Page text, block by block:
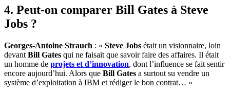
4. Peut-on comparer Bill Gates à Steve
Jobs ?
Georges-Antoine Strauch : « Steve Jobs était un visionnaire, loin
devant Bill Gates qui ne faisait que savoir faire des affaires. Il était
un homme de projets et d’innovation, dont l’influence se fait sentir
encore aujourd’hui. Alors que Bill Gates a surtout su vendre un
système d’exploitation à IBM et rédiger le bon contrat… »